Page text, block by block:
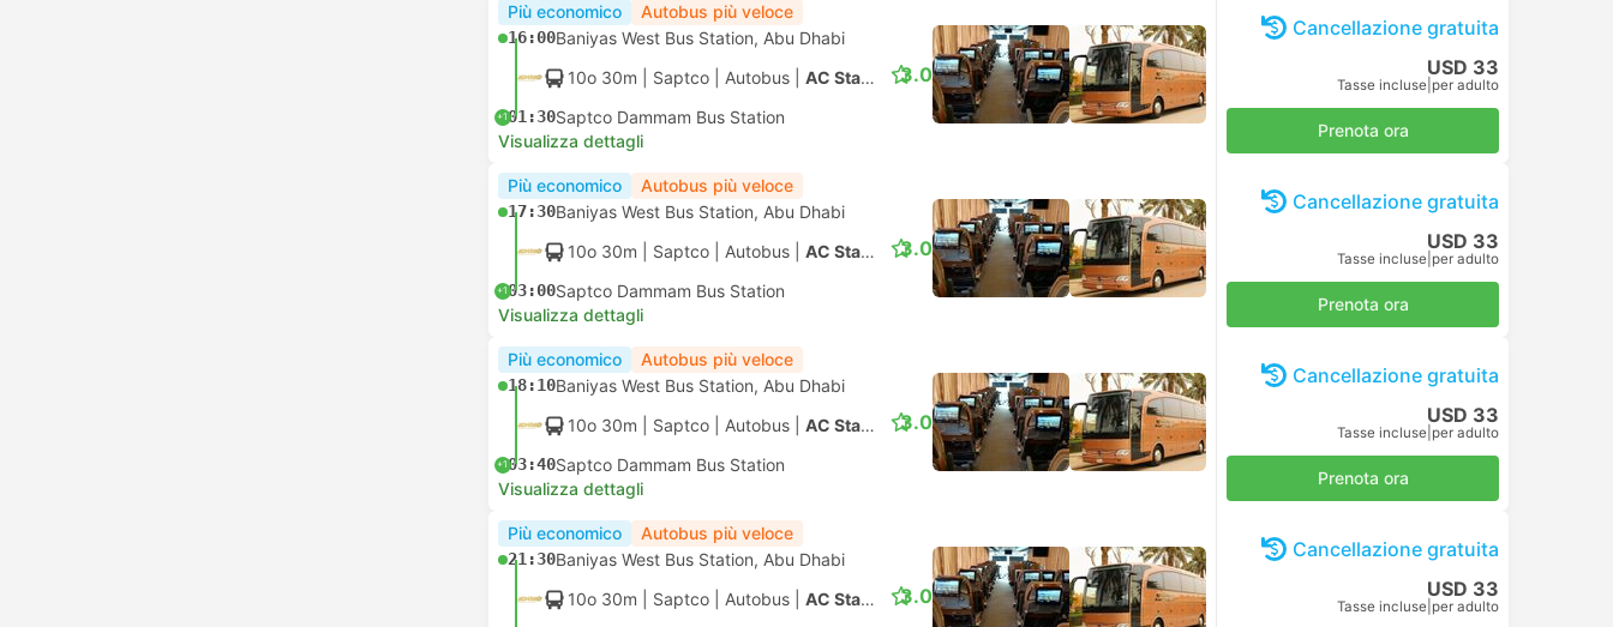
Più economico Autobus più veloce
16:00Baniyas West Bus Station, Abu Dhabi
10o 30m | Saptco Autobus AC Standard
+101:30Saptco Dammam Bus Station
3.0
Visualizza dettagli
Cancellazione gratuita
USD 33
Tasse incluse per adulto
Prenota ora
Più economico Autobus più veloce
17:30Baniyas West Bus Station, Abu Dhabi
10o 30m | Saptco Autobus AC Standard
+103:00Saptco Dammam Bus Station
3.0
Visualizza dettagli
Cancellazione gratuita
USD 33
Tasse incluse per adulto
Prenota ora
Più economico Autobus più veloce
18:10Baniyas West Bus Station, Abu Dhabi
10o 30m | Saptco Autobus AC Standard
+103:40Saptco Dammam Bus Station
3.0
Visualizza dettagli
Cancellazione gratuita
USD 33
Tasse incluse per adulto
Prenota ora
Più economico Autobus più veloce
21:30Baniyas West Bus Station, Abu Dhabi
10o 30m | Saptco Autobus AC Standard 3.0
Cancellazione gratuita
USD 33
Tasse incluse per adulto